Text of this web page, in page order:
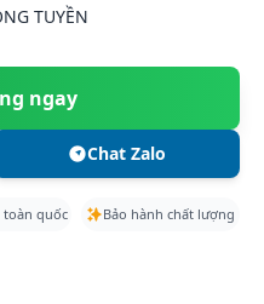
TUYỀN
ngay
Chat Zalo
toàn quốc Bảo hành chất lượng